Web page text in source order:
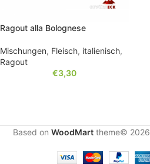
Ragout alla Bolognese
Mischungen, Fleisch, italienisch,
Ragout
€3,30
Based on WoodMarttheme© 2026